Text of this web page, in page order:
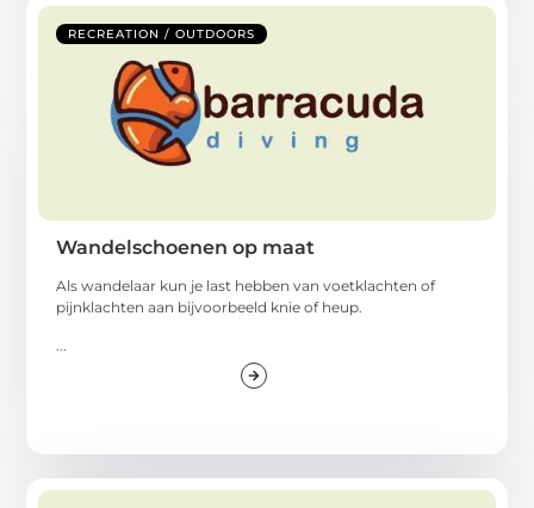
RECREATION / OUTDOORS
Wandelschoenen op maat
Als wandelaar kun je last hebben van voetklachten of
pijnklachten aan bijvoorbeeld knie of heup.